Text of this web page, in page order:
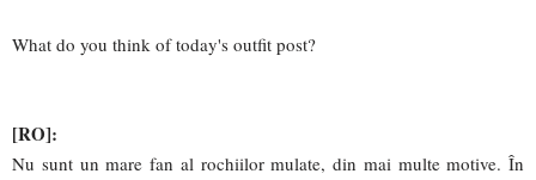
What do you think of today's outfit post?
[RO]:
Nu sunt un mare fan al rochiilor mulate, din mai multe motive. În